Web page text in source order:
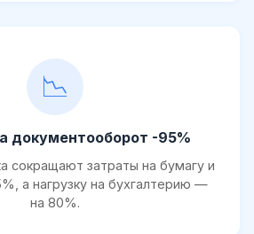
📉
документооборот -95%
сокращают затраты на бумагу и
а нагрузку на бухгалтерию —
на 80%.